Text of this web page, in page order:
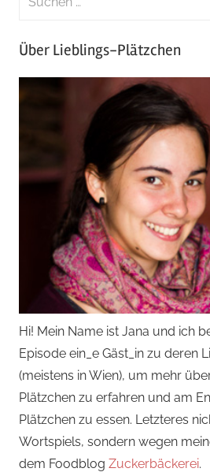
Über Lieblings-Plätzchen
Hi! Mein Name ist Jana und ich
Episode ein_e Gäst_in zu deren
(meistens in Wien), um mehr
Plätzchen zu erfahren und am
Plätzchen zu essen. Letzteres
Wortspiels, sondern wegen
dem Foodblog Zuckerbäckerei.